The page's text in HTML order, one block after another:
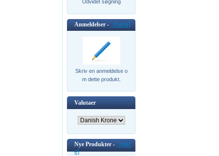
Udvidet søgning
Anmeldelser - [mere]
Skriv en anmeldelse o
m dette produkt.
Valutaer
Nye Produkter -
[mer
e]